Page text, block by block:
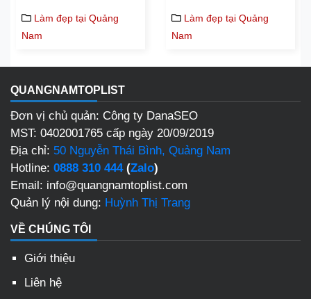
Làm đẹp tại Quảng
Nam
Làm đẹp tại Quảng
Nam
QUANGNAMTOPLIST
Đơn vị chủ quản: Công ty DanaSEO
MST: 0402001765 cấp ngày 20/09/2019
Địa chỉ: 50 Nguyễn Thái Bình, Quảng Nam
Hotline: 0888 310 444(Zalo)
Email: info@quangnamtoplist.com
Quản lý nội dung: Huỳnh Thị Trang
VỀ CHÚNG TÔI
Giới thiệu
Liên hệ